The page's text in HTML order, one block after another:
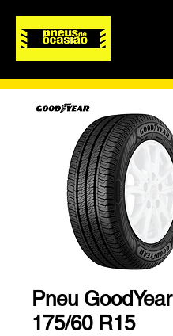
Pneu GoodYear
175/60 R15